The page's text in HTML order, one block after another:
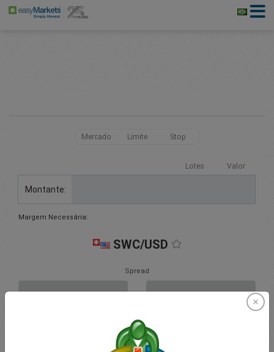
Mercado Limite Stop
Lotes Valor
Montante:
Margem Necessária:
SWC/USD
Spread
VENDER COMPRAR
Fundos Suficientes